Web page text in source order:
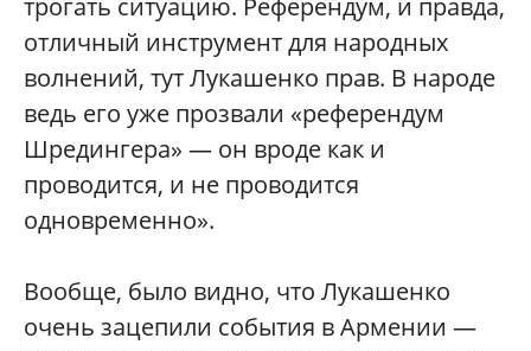
трогать ситуацию. Референдум, и правда,
отличный инструмент для народных
волнений, тут Лукашенко прав. В народе
ведь его уже прозвали «референдум
Шредингера» — он вроде как и
проводится, и не проводится
одновременно».
Вообще, было видно, что Лукашенко
очень зацепили события в Армении —